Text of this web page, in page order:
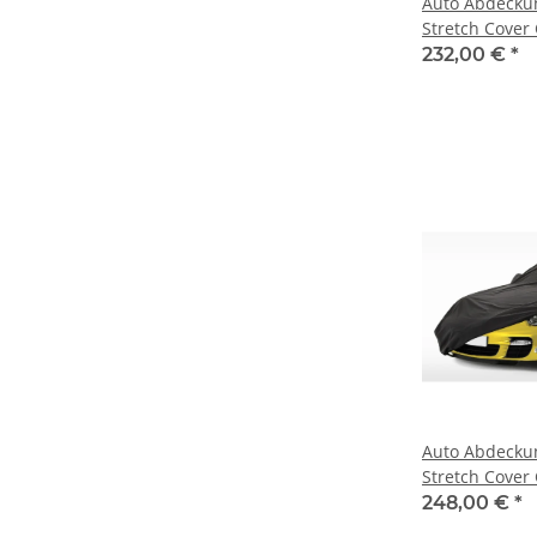
Stretch Cover
indoor für
232,00 € *
Auto
Stretch Cover
indoor für
248,00 € *